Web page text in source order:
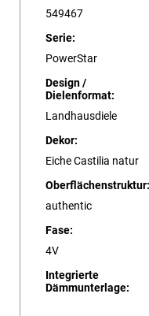
549467
Serie:
PowerStar
Design /
Dielenformat:
Landhausdiele
Dekor:
Eiche Castilia natur
Oberflächenstruktur:
authentic
Fase:
4V
Integrierte
Dämmunterlage: